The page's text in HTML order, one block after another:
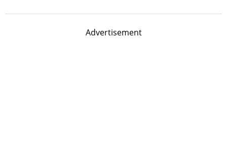
Advertisement